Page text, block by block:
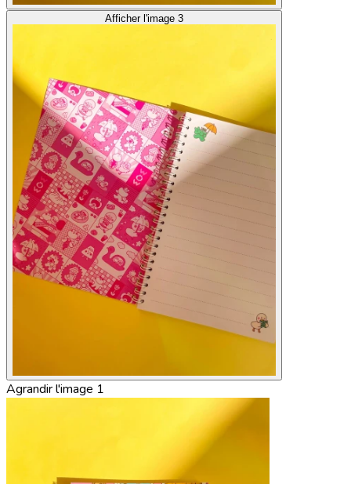
Afficher l'image 3
Agrandir l'image 1